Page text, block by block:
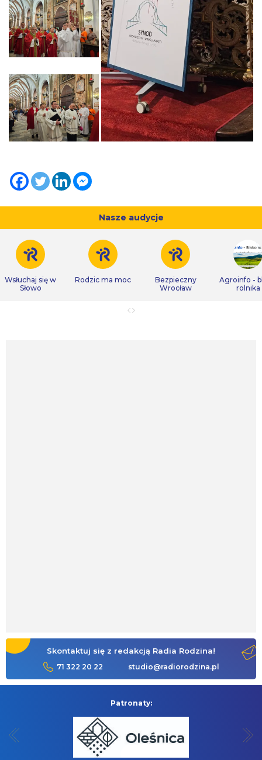
Nasze audycje
Wsłuchaj się w
Słowo
Rodzic ma moc
Bezpieczny
Wrocław
Agroinfo -
rolnika
Skontaktuj się z redakcją Radia Rodzina!
71 322 20 22 studio@radiorodzina.pl
Patronaty: